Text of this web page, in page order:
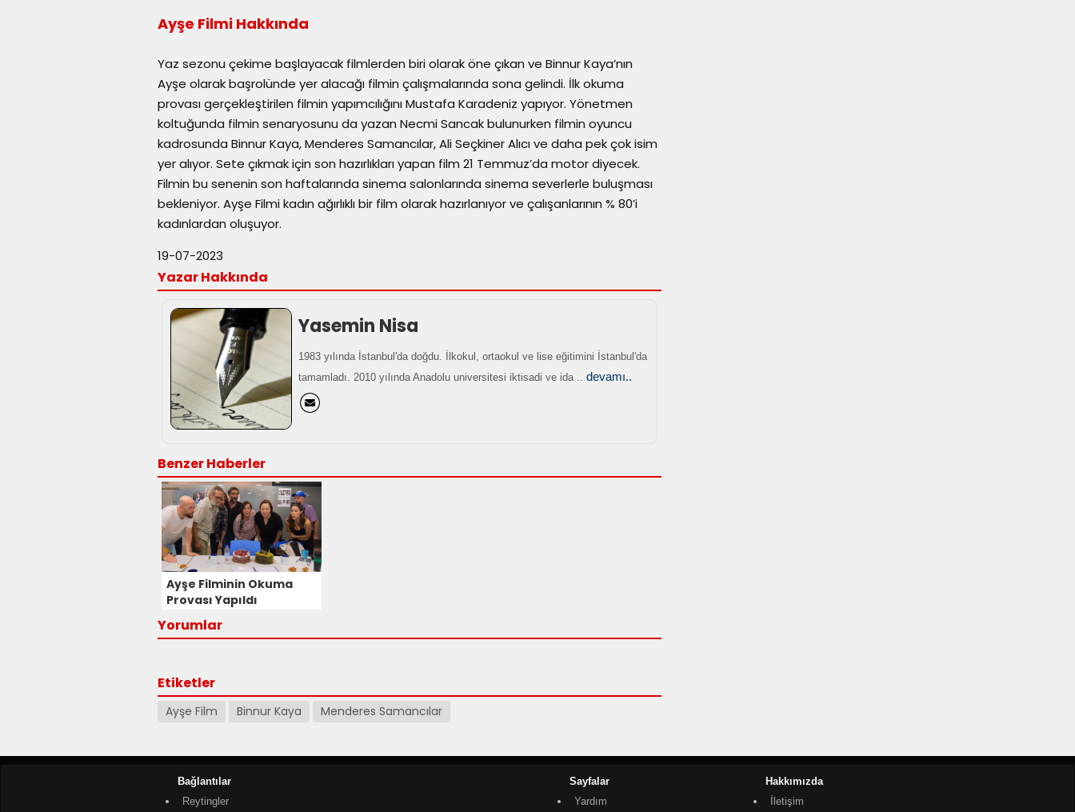
Ayşe Filmi Hakkında
Yaz sezonu çekime başlayacak filmlerden biri olarak öne çıkan ve Binnur Kaya’nın
Ayşe olarak başrolünde yer alacağı filmin çalışmalarında sona gelindi. İlk okuma
provası gerçekleştirilen filmin yapımcılığını Mustafa Karadeniz yapıyor. Yönetmen
koltuğunda filmin senaryosunu da yazan Necmi Sancak bulunurken filmin oyuncu
kadrosunda Binnur Kaya, Menderes Samancılar, Ali Seçkiner Alıcı ve daha pek çok isim
yer alıyor. Sete çıkmak için son hazırlıkları yapan film 21 Temmuz’da motor diyecek.
Filmin bu senenin son haftalarında sinema salonlarında sinema severlerle buluşması
bekleniyor. Ayşe Filmi kadın ağırlıklı bir film olarak hazırlanıyor ve çalışanlarının % 80’i
kadınlardan oluşuyor.
19-07-2023
Yazar Hakkında
Yasemin Nisa
1983 yılında İstanbul'da doğdu. İlkokul, ortaokul ve lise eğitimini İstanbul'da
tamamladı. 2010 yılında Anadolu universitesi iktisadi ve ida .. devamı..
Benzer Haberler
Ayşe Filminin Okuma
Provası Yapıldı
Yorumlar
Etiketler
Ayşe Film Binnur Kaya Menderes Samancılar
Bağlantılar
Reytingler
Sayfalar
Yardım
Hakkımızda
İletişim